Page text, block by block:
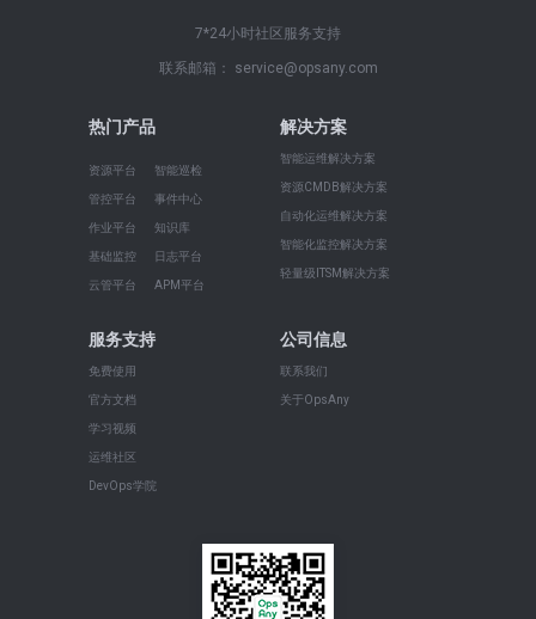
7*24小时社区服务支持
联系邮箱： service@opsany.com
热门产品
资源平台
管控平台
作业平台
基础监控
云管平台
智能巡检
事件中心
知识库
日志平台
APM平台
解决方案
智能运维解决方案
资源CMDB解决方案
自动化运维解决方案
智能化监控解决方案
轻量级ITSM解决方案
服务支持
免费使用
官方文档
学习视频
运维社区
DevOps学院
公司信息
联系我们
关于OpsAny